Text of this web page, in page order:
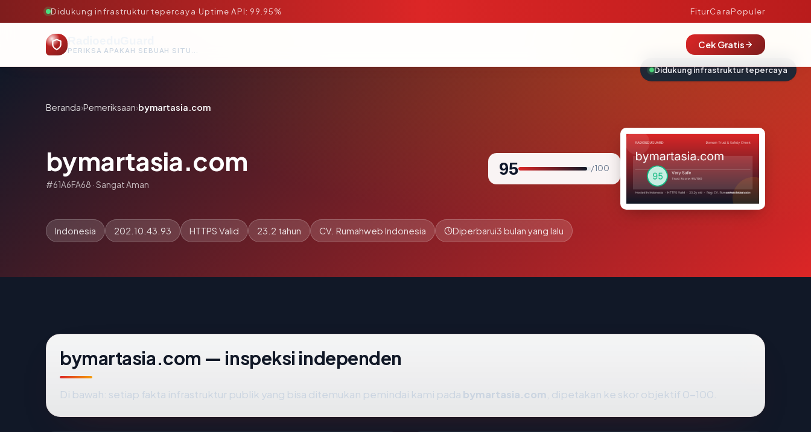
Didukung infrastruktur tepercaya·Uptime API: 99.95% FiturCaraPopuler
PERIKSA APAKAH SEBUAH SITUS AMAN, TEPERCAYA, DAN TERVERIFIKASI DALAM HITUNGAN DETIK.
Cek Gratis
Beranda›Pemeriksaan›bymartasia.com
bymartasia.com
#61A6FA68 · Sangat Aman
95 / 100
Indonesia 202.10.43.93 HTTPS Valid 23.2 tahun CV. Rumahweb Indonesia Diperbarui3 bulan yang lalu
bymartasia.com — inspeksi independen
Di bawah: setiap fakta infrastruktur publik yang bisa ditemukan pemindai kami pada bymartasia.com , dipetakan ke skor objektif 0-100.
Didukung infrastruktur tepercaya